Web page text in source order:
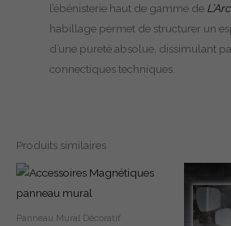
l’ébénisterie haut de gamme de
habillage permet de structurer un
d’une pureté absolue, dissimulant
connectiques techniques.
Produits similaires
Panneau Mural Décoratif